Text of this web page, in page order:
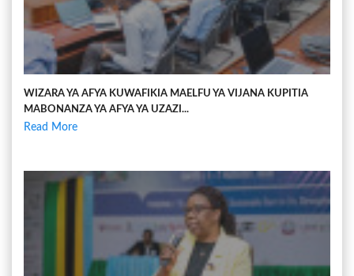
WIZARA YA AFYA KUWAFIKIA MAELFU YA VIJANA KUPITIA
MABONANZA YA AFYA YA UZAZI...
Read More